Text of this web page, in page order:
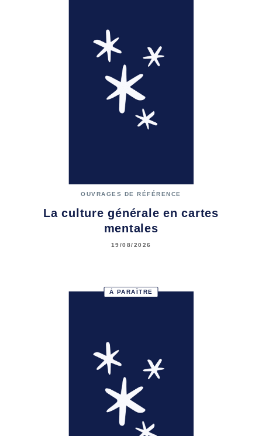
OUVRAGES DE RÉFÉRENCE
La culture générale en cartes
mentales
19/08/2026
À PARAÎTRE